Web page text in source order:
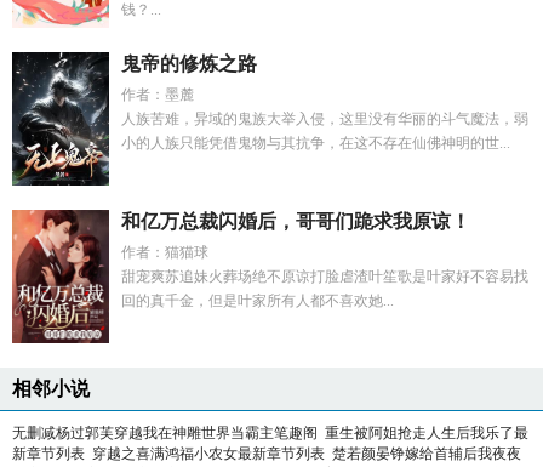
钱？...
鬼帝的修炼之路
作者：墨麓
人族苦难，异域的鬼族大举入侵，这里没有华丽的斗气魔法，弱
小的人族只能凭借鬼物与其抗争，在这不存在仙佛神明的世...
和亿万总裁闪婚后，哥哥们跪求我原谅！
作者：猫猫球
甜宠爽苏追妹火葬场绝不原谅打脸虐渣叶笙歌是叶家好不容易找
回的真千金，但是叶家所有人都不喜欢她...
相邻小说
无删减杨过郭芙穿越我在神雕世界当霸主笔趣阁 重生被阿姐抢走人生后我乐了最
新章节列表 穿越之喜满鸿福小农女最新章节列表 楚若颜晏铮嫁给首辅后我夜夜